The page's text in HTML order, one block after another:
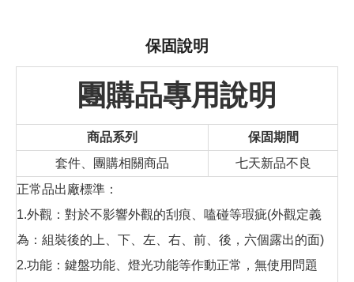
保固說明
團購品專用說明
商品系列
保固期間
套件、團購相關商品
七天新品不良
正常品出廠標準：
1.外觀：對於不影響外觀的刮痕、嗑碰等瑕疵(外觀定義
為：組裝後的上、下、左、右、前、後，六個露出的面)
2.功能：鍵盤功能、燈光功能等作動正常，無使用問題